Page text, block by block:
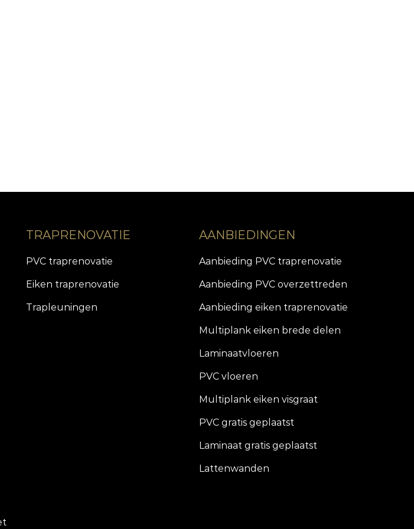
TRAPRENOVATIE
PVC traprenovatie
Eiken traprenovatie
Trapleuningen
AANBIEDINGEN
Aanbieding PVC traprenovatie
Aanbieding PVC overzettreden
Aanbieding eiken traprenovatie
Multiplank eiken brede delen
Laminaatvloeren
PVC vloeren
Multiplank eiken visgraat
PVC gratis geplaatst
Laminaat gratis geplaatst
Lattenwanden